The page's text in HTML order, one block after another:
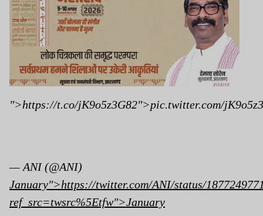
">https://t.co/jK9o5z3G82">pic.twitter.com/
— ANI (@ANI)
January">https://twitter.com/ANI/status/
ref_src=twsrc%5Etfw">January